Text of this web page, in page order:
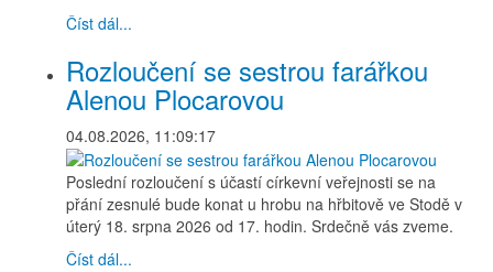
Číst dál...
Rozloučení se sestrou farářkou
Alenou Plocarovou
04.08.2026, 11:09:17
Poslední rozloučení s účastí církevní veřejnosti se na
přání zesnulé bude konat u hrobu na hřbitově ve Stodě v
úterý 18. srpna 2026 od 17. hodin. Srdečně vás zveme.
Číst dál...